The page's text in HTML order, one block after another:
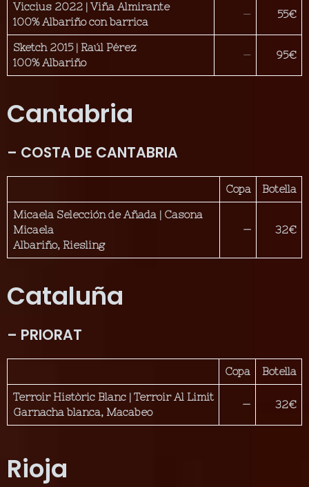
Viccius 2022 | Viña Almirante
100% Albariño con barrica
— 55€
Sketch 2015 | Raúl Pérez
100% Albariño
— 95€
Cantabria
– COSTA DE CANTABRIA
Copa Botella
Micaela Selección de Añada | Casona
Micaela
Albariño, Riesling
— 32€
Cataluña
– PRIORAT
Copa Botella
Terroir Històric Blanc | Terroir Al Limit
Garnacha blanca, Macabeo
— 32€
Rioja